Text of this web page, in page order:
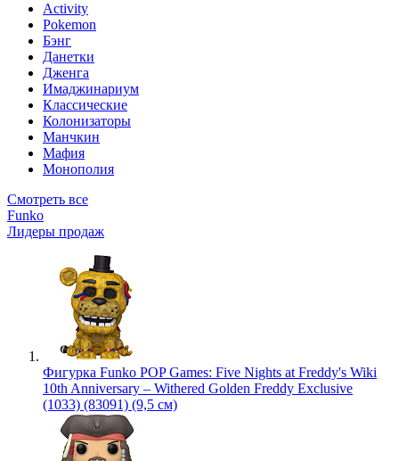
Activity
Pokemon
Бэнг
Данетки
Дженга
Имаджинариум
Классические
Колонизаторы
Манчкин
Мафия
Монополия
Смотреть все
Funko
Лидеры продаж
Фигурка Funko POP Games: Five Nights at Freddy's Wiki
10th Anniversary – Withered Golden Freddy Exclusive
(1033) (83091) (9,5 см)